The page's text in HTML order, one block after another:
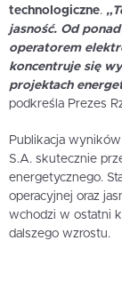
technologiczne.
jasność. Od
operatorem
koncentruje się
projektach
podkreśla Prezes
Publikacja
S.A. skutecznie
energetycznego.
operacyjnej oraz
wchodzi w ostatni
dalszego wzrostu.